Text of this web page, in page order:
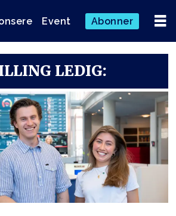
Event Abonner
LEDIG: